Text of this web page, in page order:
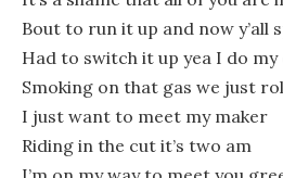
Bout to run it up and now y’all
Had to switch it up yea I do
Smoking on that gas we just
I just want to meet my maker
Riding in the cut it’s two am